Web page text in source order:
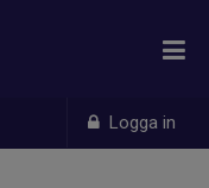
Logga in